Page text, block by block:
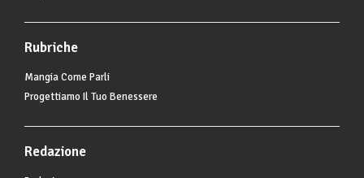
Rubriche
Mangia Come Parli
Progettiamo Il Tuo Benessere
Redazione